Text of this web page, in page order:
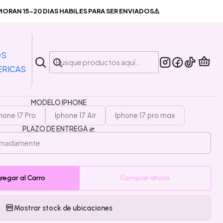
15-20 DIAS HABILES PARA SER ENVIADOS⚠️
Celular Transparente Magsafe modelos iphone 17
Celular Transparente
modelos iphone 17
MODELO IPHONE
17 Pro Iphone 17 Air Iphone 17 pro max
PLAZO DE ENTREGA 🛫
al Carro Comprar ahora
Mostrar stock de ubicaciones